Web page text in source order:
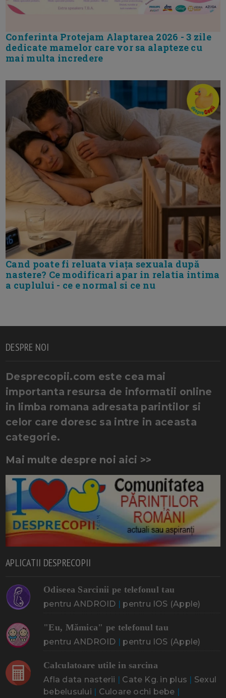
Conferinta Protejam Alaptarea 2026 - 3 zile
dedicate mamelor care vor sa alapteze cu
mai multa incredere
Cand poate fi reluata viața sexuala după
nastere? Ce modificari apar in relatia intima
a cuplului - ce e normal si ce nu
DESPRE NOI
Desprecopii.com este cea mai
importanta resursa de informatii online
in limba romana adresata parintilor si
celor care doresc sa intre in aceasta
categorie.
Mai multe despre noi aici >>
APLICATII DESPRECOPII
Odiseea Sarcinii pe telefonul tau
pentru ANDROID | pentru IOS (Apple)
"Eu, Mămica" pe telefonul tau
pentru ANDROID | pentru IOS (Apple)
Calculatoare utile in sarcina
Afla data nasterii | Cate Kg. in plus | Sexul
bebelusului | Culoare ochi bebe |